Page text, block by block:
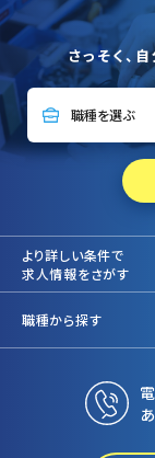
さっそく、
より詳しい条件で
求人情報をさがす
職種から探す